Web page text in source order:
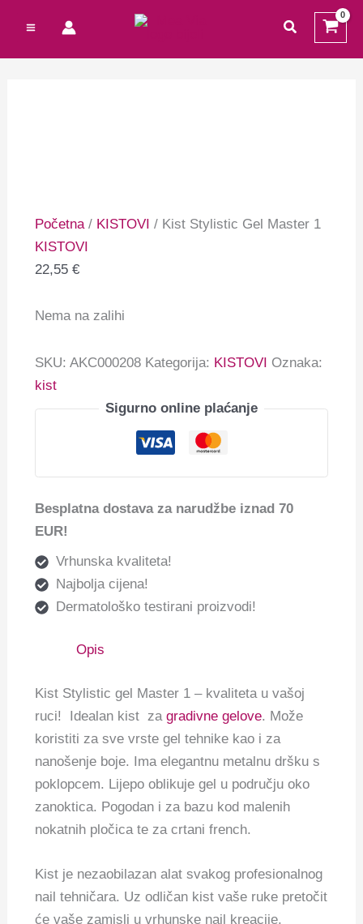
sadržaj
traži
Početna / KISTOVI / Kist Stylistic Gel Master 1
KISTOVI
22,55€
Nema na zalihi
SKU:AKC000208 Kategorija: KISTOVI Oznaka:
kist
Sigurno online plaćanje
Besplatna dostava za narudžbe iznad 70
EUR!
Vrhunska kvaliteta!
Najbolja cijena!
Dermatološko testirani proizvodi!
Opis
Kist Stylistic gel Master 1 – kvaliteta u vašoj
ruci! Idealan kist zagradivne gelove. Može
koristiti za sve vrste gel tehnike kao i za
nanošenje boje. Ima elegantnu metalnu dršku s
poklopcem. Lijepo oblikuje gel u području oko
zanoktica. Pogodan i za bazu kod malenih
nokatnih pločica te za crtani french.
Kist je nezaobilazan alat svakog profesionalnog
nail tehničara. Uz odličan kist vaše ruke pretočit
će vaše zamisli u vrhunske nail kreacije.
Total: